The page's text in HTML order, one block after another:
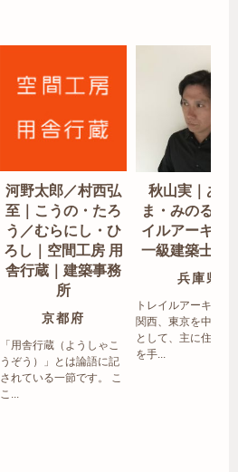
河野太郎／村西弘
至｜こうの・たろ
う／むらにし・ひ
ろし｜空間工房 用
舎行蔵｜建築事務
所
京都府
「用舎行蔵（ようしゃこ
うぞう）」とは論語に記
されている一節です。 こ
こ...
秋山実｜あき
ま・みのる｜
イルアーキテ
一級建築士事
兵庫県
トレイルアーキテク
関西、東京を中心エ
として、主に住宅の
を手...